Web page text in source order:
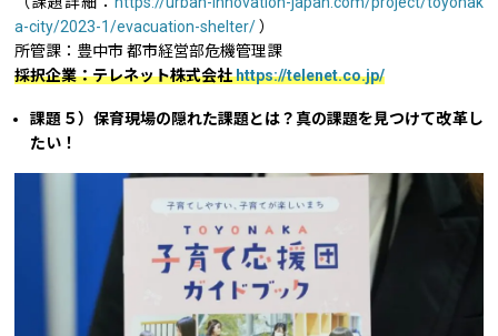
a-city/2023-1/evacuation-shelter/ ）
所管課：豊中市 都市経営部危機管理課
採択企業：テレネット株式会社https://telenet.co.jp/
課題５）保育現場の隠れた課題とは？真の課題を見つけて改革し
たい！